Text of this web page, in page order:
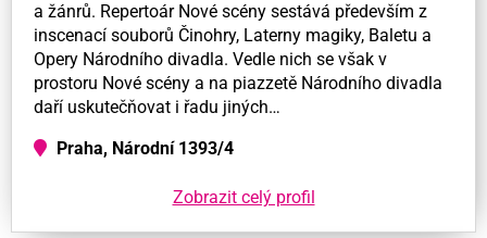
a žánrů. Repertoár Nové scény sestává především z
inscenací souborů Činohry, Laterny magiky, Baletu a
Opery Národního divadla. Vedle nich se však v
prostoru Nové scény a na piazzetě Národního divadla
daří uskutečňovat i řadu jiných…
Praha, Národní 1393/4
Zobrazit celý profil